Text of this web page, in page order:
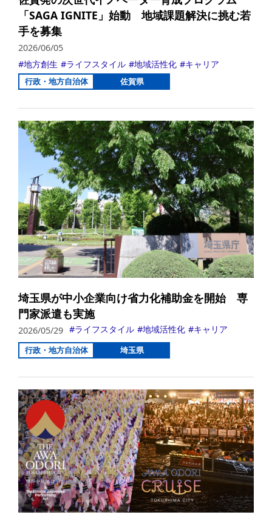
「SAGA IGNITE」始動 地域課題解決に挑む若
手を募集
2026/06/05
地方創生
ライフスタイル 地域活性化 キャリア
行政・地方自治体 佐賀県
埼玉県が中小企業向け省力化補助金を開始 専
門家派遣も実施
2026/05/29 ライフスタイル 地域活性化 キャリア
行政・地方自治体 埼玉県